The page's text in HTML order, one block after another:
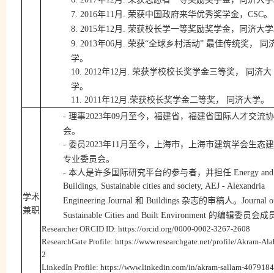
7. 2016年11月 . 荣获中国政府来华优秀奖学金， CSC。
8. 2015年12月 . 荣获校长学一等奖励奖学金，同济大
9. 2013年06月 . 荣获“全球乡村活动” 最佳传统奖，
同
学。
10. 2012年12月 . 荣获学校校长奖学金三等奖，
同济大
学。
11. 2011年12月 .荣获校长奖学金二等奖， 同济大学。
学术
兼职
- 理事2023年09月至今， 福建省，福建省国际人才交流协
会。
- 委员2023年11月至今，上海市，上海市建筑学会生态
专业委员会。
- 本人是许多国际研究平台的参与者，并担任 Energy and
Buildings, Sustainable cities and society, AEJ - Alexandria
Engineering Journal 和 Buildings 杂志的审稿人。 Journal
Sustainable Cities and Built Environment 的编辑委员会成
Researcher ORCID ID: https://orcid.org/0000-0002-3267-2608
ResearchGate Profile: https://www.researchgate.net/profile/Akram-
2
LinkedIn Profile: https://www.linkedin.com/in/akram-sallam-